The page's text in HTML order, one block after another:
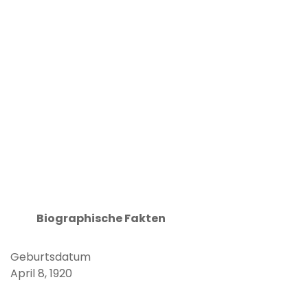
Biographische Fakten
Geburtsdatum
April 8, 1920